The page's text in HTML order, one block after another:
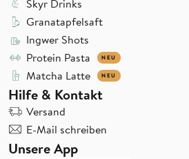
Skyr Drinks
Granatapfelsaft
Ingwer Shots
Protein Pasta
NEU
Matcha Latte NEU
Hilfe & Kontakt
Versand
E-Mail schreiben
Unsere App